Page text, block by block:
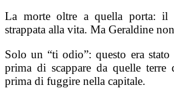
La morte oltre a quella porta: il
strappata alla vita. Ma Geraldine
Solo un “ti odio”: questo era
prima di scappare da quelle terre
prima di fuggire nella capitale.